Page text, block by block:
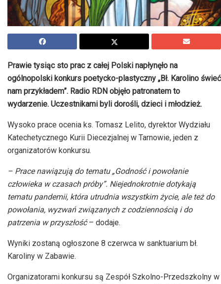
Prawie tysiąc sto prac z całej Polski napłynęło na
ogólnopolski konkurs poetycko-plastyczny „Bł. Karolino świeć
nam przykładem”. Radio RDN objęło patronatem to
wydarzenie. Uczestnikami byli dorośli, dzieci i młodzież.
Wysoko prace ocenia ks. Tomasz Lelito, dyrektor Wydziału
Katechetycznego Kurii Diecezjalnej w Tarnowie, jeden z
organizatorów konkursu.
– Prace nawiązują do tematu „Godność i powołanie
człowieka w czasach próby”. Niejednokrotnie dotykają
tematu pandemii, która utrudnia wszystkim życie, ale też do
powołania, wyzwań związanych z codziennością i do
patrzenia w przyszłość– dodaje.
Wyniki zostaną ogłoszone 8 czerwca w sanktuarium bł.
Karoliny w Zabawie.
Organizatorami konkursu są Zespół Szkolno-Przedszkolny w